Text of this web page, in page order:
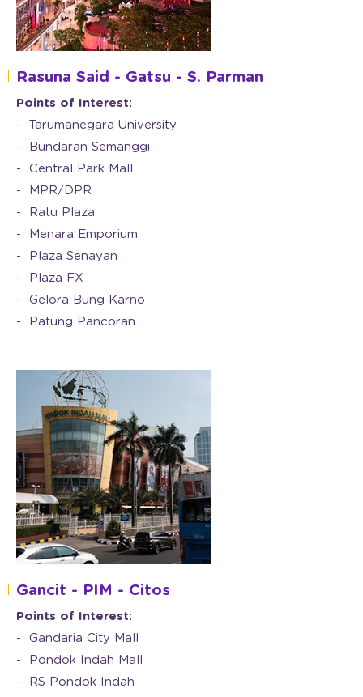
Rasuna Said - Gatsu - S. Parman
Points of Interest:
Tarumanegara University
Bundaran Semanggi
Central Park Mall
MPR/DPR
Ratu Plaza
Menara Emporium
Plaza Senayan
Plaza FX
Gelora Bung Karno
Patung Pancoran
Gancit - PIM - Citos
Points of Interest:
Gandaria City Mall
Pondok Indah Mall
RS Pondok Indah